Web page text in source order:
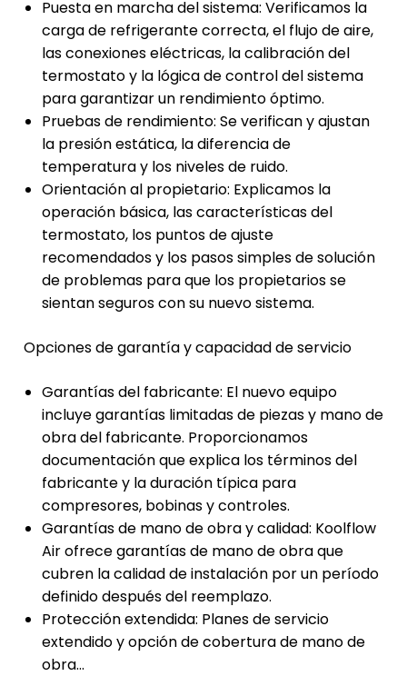
Puesta en marcha del sistema: Verificamos la
carga de refrigerante correcta, el flujo de aire,
las conexiones eléctricas, la calibración del
termostato y la lógica de control del sistema
para garantizar un rendimiento óptimo.
Pruebas de rendimiento: Se verifican y ajustan
la presión estática, la diferencia de
temperatura y los niveles de ruido.
Orientación al propietario: Explicamos la
operación básica, las características del
termostato, los puntos de ajuste
recomendados y los pasos simples de solución
de problemas para que los propietarios se
sientan seguros con su nuevo sistema.
Opciones de garantía y capacidad de servicio
Garantías del fabricante: El nuevo equipo
incluye garantías limitadas de piezas y mano de
obra del fabricante. Proporcionamos
documentación que explica los términos del
fabricante y la duración típica para
compresores, bobinas y controles.
Garantías de mano de obra y calidad: Koolflow
Air ofrece garantías de mano de obra que
cubren la calidad de instalación por un período
definido después del reemplazo.
Protección extendida: Planes de servicio
extendido y opción de cobertura de mano de
obra...